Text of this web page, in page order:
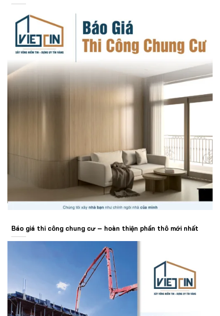
Báo giá thi công chung cư – hoàn thiện phần thô mới nhất